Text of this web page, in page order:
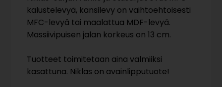
kalustelevyä, kansilevy on vaihtoehtoisesti
MFC-levyä tai maalattua MDF-levyä.
Massiivipuisen jalan korkeus on 13 cm.
Tuotteet toimitetaan aina valmiiksi
kasattuna. Niklas on avainlipputuote!